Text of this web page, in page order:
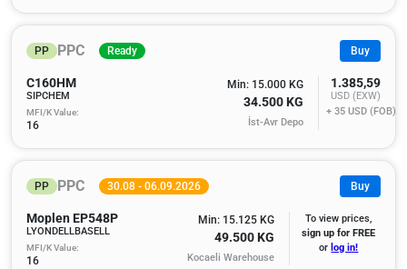
PP PPC Ready Buy
C160HM
SIPCHEM
MFI/K Value:
16
Min: 15.000 KG
34.500 KG
İst-Avr Depo
1.385,59
USD (EXW)
+ 35 USD (FOB)
PP PPC 30.08 - 06.09.2026 Buy
Moplen EP548P
LYONDELLBASELL
MFI/K Value:
16
Min: 15.125 KG
49.500 KG
Kocaeli Warehouse
To view prices,
sign up for FREE
or log in!